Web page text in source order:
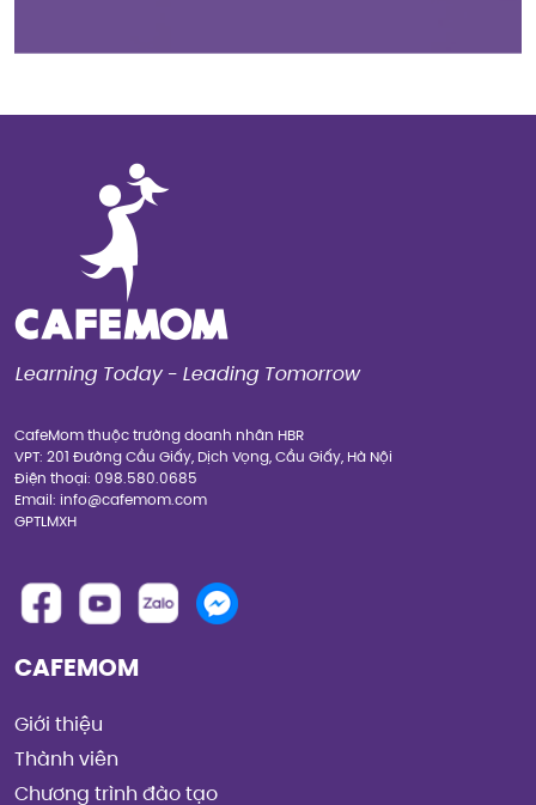
Learning Today - Leading Tomorrow
CafeMom thuộc trường doanh nhân HBR
VPT: 201 Đường Cầu Giấy, Dịch Vọng, Cầu Giấy, Hà Nội
Điện thoại: 098.580.0685
Email: info@cafemom.com
GPTLMXH
CAFEMOM
Giới thiệu
Thành viên
Chương trình đào tạo